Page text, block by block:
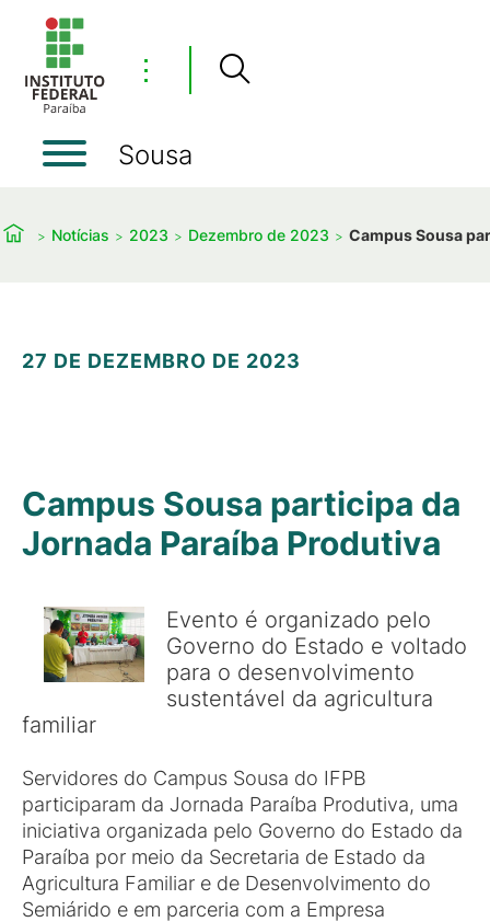
⋮
Sousa
Notícias 2023 Dezembro de 2023 Campus Sousa
27 DE DEZEMBRO DE 2023
Campus Sousa participa da
Jornada Paraíba Produtiva
Evento é organizado pelo
Governo do Estado e voltado
para o desenvolvimento
sustentável da agricultura
familiar
Servidores do Campus Sousa do IFPB
participaram da Jornada Paraíba Produtiva, uma
iniciativa organizada pelo Governo do Estado da
Paraíba por meio da Secretaria de Estado da
Agricultura Familiar e de Desenvolvimento do
Semiárido e em parceria com a Empresa